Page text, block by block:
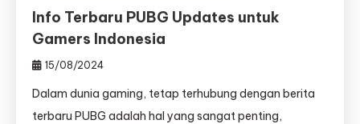
Info Terbaru PUBG Updates untuk
Gamers Indonesia
15/08/2024
Dalam dunia gaming, tetap terhubung dengan berita
terbaru PUBG adalah hal yang sangat penting,